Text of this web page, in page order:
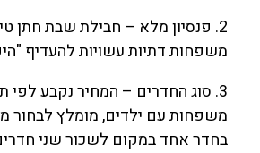
2. פנסיון מלא – חבילת שבת חתן
משפחות דתיות עשויות להעדיף
3. סוג החדרים – המחיר נקבע
משפחות עם ילדים, מומלץ לבחור
בחדר אחד במקום לשכור שני